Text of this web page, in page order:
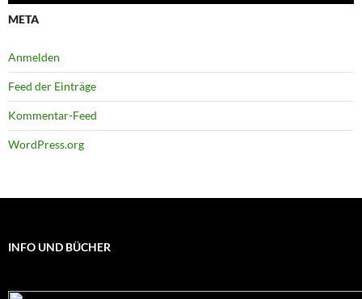
META
Anmelden
Feed der Einträge
Kommentar-Feed
WordPress.org
INFO UND BÜCHER